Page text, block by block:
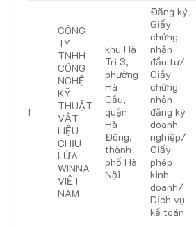
1
CÔNG
TY
TNHH
CÔNG
NGHỆ
KỸ
THUẬT
VẬT
LIỆU
CHỊU
LỬA
WINNA
VIỆT
NAM
khu Hà
Trì 3,
phường
Hà
Cầu,
quận
Hà
Đông,
thành
phố Hà
Nội
Đăng ký
Giấy
chứng
nhận
đầu tư/
Giấy
chứng
nhận
đăng ký
doanh
nghiệp/
Giấy
phép
kinh
doanh/
Dịch vụ
kế toán